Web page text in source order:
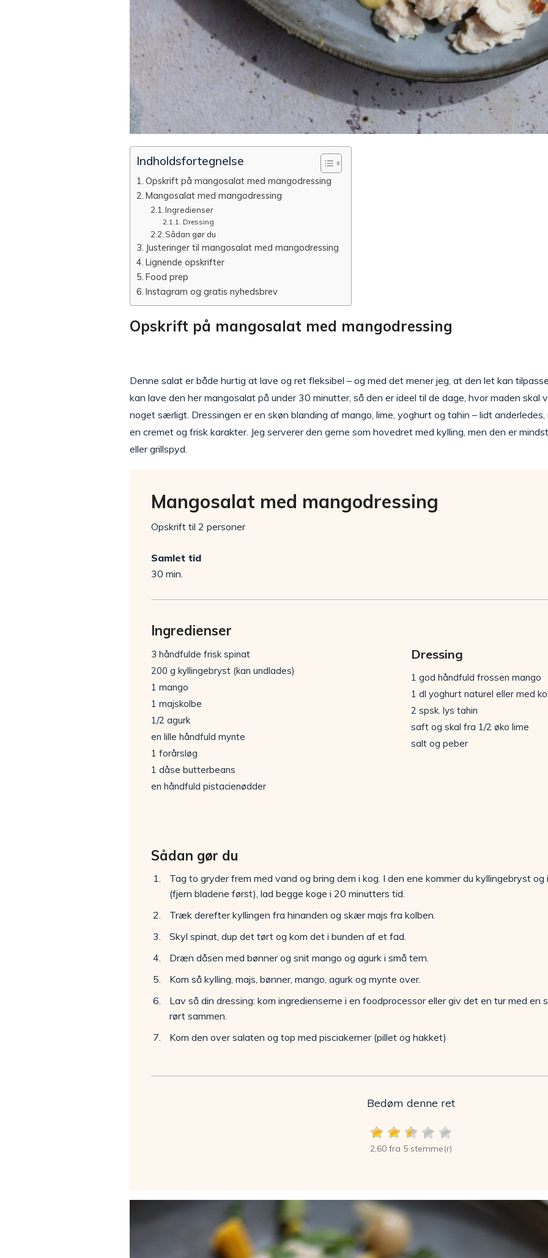
Indholdsfortegnelse
Opskrift på mangosalat med mangodressing
Mangosalat med mangodressing
Ingredienser
Dressing
Sådan gør du
Justeringer til mangosalat med mangodressing
Lignende opskrifter
Food prep
Instagram og gratis nyhedsbrev
Opskrift på mangosalat med mangodressing
Denne salat er både hurtig at lave og ret fleksibel – og med det mener jeg, at den let kan
kan lave den her mangosalat på under 30 minutter, så den er ideel til de dage, hvor maden
noget særligt. Dressingen er en skøn blanding af mango, lime, yoghurt og tahin – lidt
en cremet og frisk karakter. Jeg serverer den gerne som hovedret med kylling, men den er
eller grillspyd.
Mangosalat med mangodressing
Opskrift til 2 personer
Samlet tid
30 min.
Ingredienser
3 håndfulde frisk spinat
200 g kyllingebryst (kan undlades)
1 mango
1 majskolbe
1/2 agurk
en lille håndfuld mynte
1 forårsløg
1 dåse butterbeans
en håndfuld pistacienødder
Dressing
1 god håndfuld frossen mango
1 dl yoghurt naturel eller med
2 spsk. lys tahin
saft og skal fra 1/2 øko lime
salt og peber
Sådan gør du
Tag to gryder frem med vand og bring dem i kog. I den ene kommer du kyllingebryst og
(fjern bladene først), lad begge koge i 20 minutters tid.
Træk derefter kyllingen fra hinanden og skær majs fra kolben.
Skyl spinat, dup det tørt og kom det i bunden af et fad.
Dræn dåsen med bønner og snit mango og agurk i små tern.
Kom så kylling, majs, bønner, mango, agurk og mynte over.
Lav så din dressing: kom ingredienserne i en foodprocessor eller giv det en tur med en
rørt sammen.
Kom den over salaten og top med pisciakerner (pillet og hakket)
Bedøm denne ret
2,60 fra 5 stemme(r)